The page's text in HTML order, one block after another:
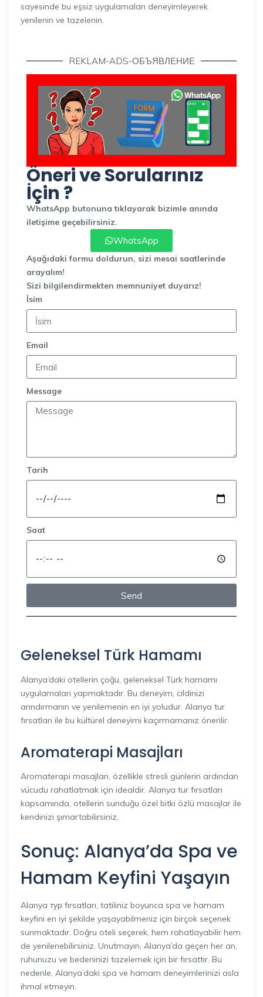
sayesinde bu eşsiz uygulamaları deneyimleyerek
yenilenin ve tazelenin.
REKLAM-ADS-ОБЪЯВЛЕНИЕ
Öneri ve Sorularınız
İçin ?
WhatsApp butonuna tıklayarak bizimle anında
iletişime geçebilirsiniz.
WhatsApp
Aşağıdaki formu doldurun, sizi mesai saatlerinde
arayalım!
Sizi bilgilendirmekten memnuniyet duyarız!
İsim
Email
Message
Tarih
Saat
Send
Geleneksel Türk Hamamı
Alanya’daki otellerin çoğu, geleneksel Türk hamamı
uygulamaları yapmaktadır. Bu deneyim, cildinizi
arındırmanın ve yenilemenin en iyi yoludur. Alanya tur
fırsatları ile bu kültürel deneyimi kaçırmamanız önerilir.
Aromaterapi Masajları
Aromaterapi masajları, özellikle stresli günlerin ardından
vücudu rahatlatmak için idealdir. Alanya tur fırsatları
kapsamında, otellerin sunduğu özel bitki özlü masajlar ile
kendinizi şımartabilirsiniz.
Sonuç: Alanya’da Spa ve
Hamam Keyfini Yaşayın
Alanya тур fırsatları, tatiliniz boyunca spa ve hamam
keyfini en iyi şekilde yaşayabilmeniz için birçok seçenek
sunmaktadır. Doğru oteli seçerek, hem rahatlayabilir hem
de yenilenebilirsiniz. Unutmayın, Alanya’da geçen her an,
ruhunuzu ve bedeninizi tazelemek için bir fırsattır. Bu
nedenle, Alanya’daki spa ve hamam deneyimlerinizi asla
ihmal etmeyin.